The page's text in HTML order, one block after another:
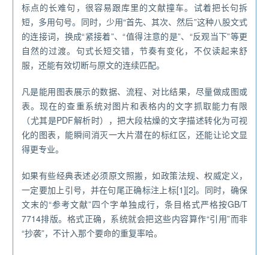
标点的长难句，很容易跟库里的文献撞车。试着把长句拆
短，多用句号。同时，少用“首先、其次、然后”这种八股文式
的连接词，换成“紧接着”、“值得注意的是”、“反观当下”等更
自然的过渡。句式长短交错，节奏有变化，不仅读起来舒
服，还能有效切断与原文的连续匹配。
凡是能用图表展示的数据、流程、对比结果，尽量做成图或
表。现在的查重系统对图片和表格内的文字抓取能力有限
（尤其是PDF解析时），把大段枯燥的文字描述转化为可视
化的图表，能瞬间消灭一大片潜在的标红区，还能让论文显
得更专业。
如果有些经典表述必须原文照搬，如政策法规、权威定义，
一定要加上引号，并在句尾正确标注上标[1][2]。同时，确保
文末的“参考文献”四个字单独成行，条目格式严格按GB/T
7714排版。格式正确，系统就会把这些内容算作“引用”而非
“抄袭”，不计入那个要命的重复率哈。